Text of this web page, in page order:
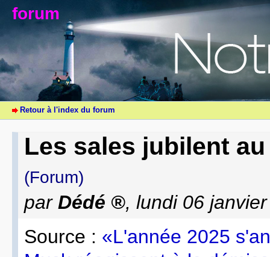
forum
Retour à l'index du forum
Les sales jubilent
(Forum)
par Dédé
, lundi 06
Source : «L'année 2025